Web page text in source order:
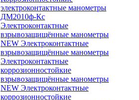
электроконтактные манометры
ДМ2010ф-Кс
Электроконтактные
взрывозащищённые манометры
NEW Электроконтактные
взрывозащищённые манометры
Электроконтактные
коррозионностойкие
взрывозащищённые манометры
NEW Электроконтактные
коррозионностойкие